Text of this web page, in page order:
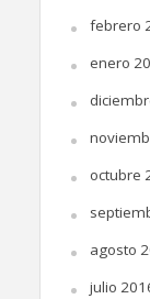
febrero
enero
octubre
agosto
julio